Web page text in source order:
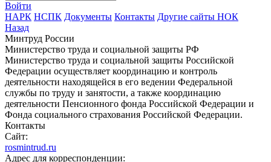
Войти
НАРК НСПК Документы Контакты Другие сайты НОК
Назад
Минтруд России
Министерство труда и социальной защиты РФ
Министерство труда и социальной защиты Российской
Федерации осуществляет координацию и контроль
деятельности находящейся в его ведении Федеральной
службы по труду и занятости, а также координацию
деятельности Пенсионного фонда Российской Федерации и
Фонда социального страхования Российской Федерации.
Контакты
Сайт:
rosmintrud.ru
Адрес для корреспонденции: